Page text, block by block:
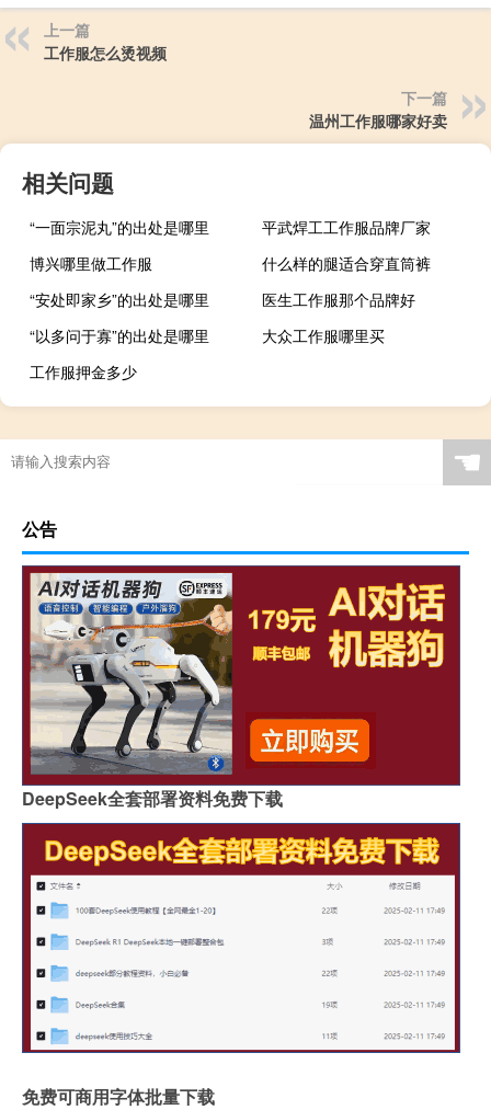
上一篇
工作服怎么烫视频
下一篇
温州工作服哪家好卖
相关问题
“一面宗泥丸”的出处是哪里
平武焊工工作服品牌厂家
博兴哪里做工作服
什么样的腿适合穿直筒裤
“安处即家乡”的出处是哪里
医生工作服那个品牌好
“以多问于寡”的出处是哪里
大众工作服哪里买
工作服押金多少
☚
公告
DeepSeek全套部署资料免费下载
免费可商用字体批量下载